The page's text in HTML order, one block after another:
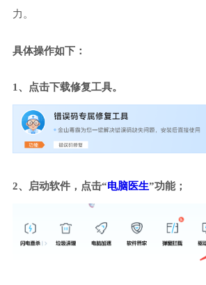
力。
具体操作如下：
1、点击下载修复工具。
2、启动软件，点击“电脑医生”功能；